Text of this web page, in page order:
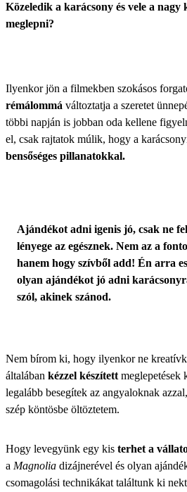
Közeledik a karácsony és vele a
meglepni?
Ilyenkor jön a filmekben szokásos
rémálommá változtatja a szeretet
többi napján is jobban oda kellene
el, csak rajtatok múlik, hogy a
bensőséges pillanatokkal.
Ajándékot adni igenis jó, csak ne
lényege az egésznek. Nem az a
hanem hogy szívből add! Én arra
olyan ajándékot jó adni
szól, akinek szánod.
Nem bírom ki, hogy ilyenkor ne
általában kézzel készített meglepetések
legalább besegítek az angyaloknak
szép köntösbe öltöztetem.
Hogy levegyünk egy kis terhet a
a Magnolia dizájnerével és olyan
csomagolási technikákat találtunk ki